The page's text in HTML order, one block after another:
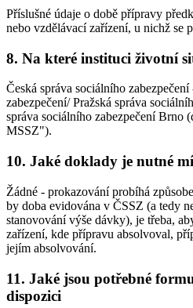
Příslušné údaje o době přípravy
nebo vzdělávací zařízení, u nichž se
8. Na které instituci životní
Česká správa sociálního
zabezpečení/ Pražská správa
správa sociálního zabezpečení Brno
MSSZ").
10. Jaké doklady je nutné
Žádné - prokazování probíhá
by doba evidována v ČSSZ (a tedy
stanovování výše dávky), je třeba,
zařízení, kde přípravu absolvoval,
jejím absolvování.
11. Jaké jsou potřebné
dispozici